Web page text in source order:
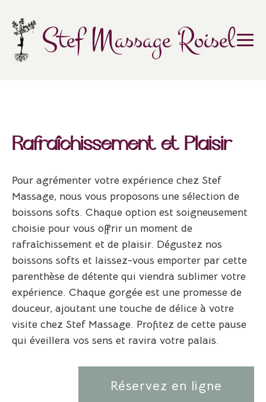
content
Stef Massage Roisel
Rafraîchissement et Plaisir
Pour agrémenter votre expérience chez Stef
Massage, nous vous proposons une sélection de
boissons softs. Chaque option est soigneusement
choisie pour vous offrir un moment de
rafraîchissement et de plaisir. Dégustez nos
boissons softs et laissez-vous emporter par cette
parenthèse de détente qui viendra sublimer votre
expérience. Chaque gorgée est une promesse de
douceur, ajoutant une touche de délice à votre
visite chez Stef Massage. Profitez de cette pause
qui éveillera vos sens et ravira votre palais.
Réservez en ligne